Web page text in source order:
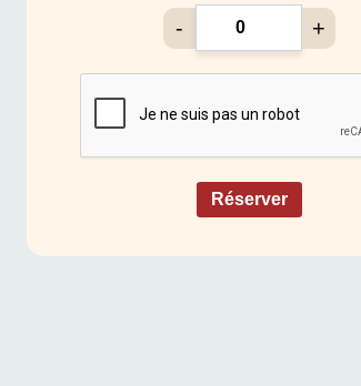
- +
Réserver